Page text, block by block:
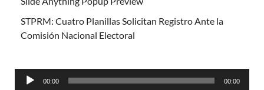
STPRM: Cuatro Planillas Solicitan Registro Ante la
Comisión Nacional Electoral
Reproductor
00:00 00:00